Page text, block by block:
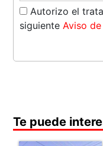
Autorizo el
siguiente Aviso
Te puede